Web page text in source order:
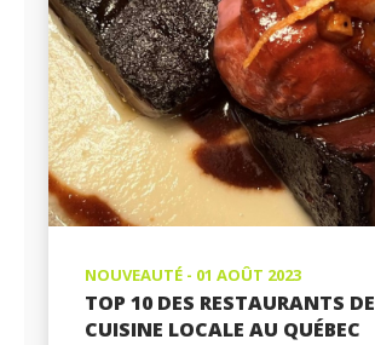
NOUVEAUTÉ - 01 AOÛT 2023
TOP 10 DES RESTAURANTS DE
CUISINE LOCALE AU QUÉBEC